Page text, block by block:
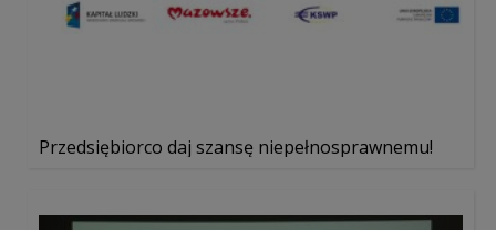
Przedsiębiorco daj szansę niepełnosprawnemu!